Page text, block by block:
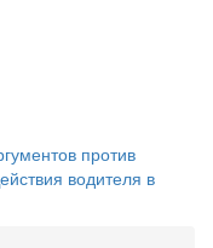
против
водителя в